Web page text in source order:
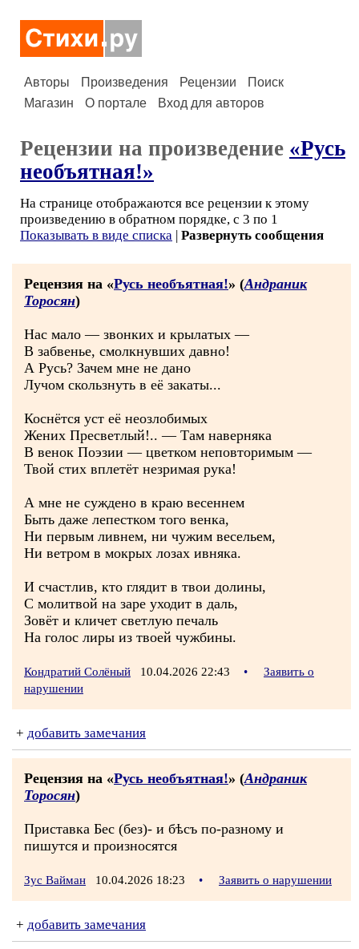
Авторы Произведения Рецензии
Поиск
Магазин
О портале Вход для авторов
Рецензии на произведение «Русь
необъятная!»
На странице отображаются все рецензии к этому
произведению в обратном порядке, с 3 по 1
Показывать в виде списка | Развернуть сообщения
Рецензия на «Русь необъятная!» (Андраник
Торосян)
Нас мало — звонких и крылатых —
В забвенье, смолкнувших давно!
А Русь? Зачем мне не дано
Лучом скользнуть в её закаты...
Коснётся уст её неозлобимых
Жених Пресветлый!.. — Там наверняка
В венок Поэзии — цветком неповторимым —
Твой стих вплетёт незримая рука!
А мне не суждено в краю весеннем
Быть даже лепестком того венка,
Ни первым ливнем, ни чужим весельем,
Ни ветром в мокрых лозах ивняка.
И счастлив, кто глядит в твои долины,
С молитвой на заре уходит в даль,
Зовёт и кличет светлую печаль
На голос лиры из твоей чужбины.
Кондратий Солёный 10.04.2026 22:43 •
Заявить о
нарушении
+ добавить замечания
Рецензия на «Русь необъятная!» (Андраник
Торосян)
Приставка Бес (без)- и бѣсъ по-разному и
пишутся и произносятся
Зус Вайман 10.04.2026 18:23 • Заявить о нарушении
+ добавить замечания